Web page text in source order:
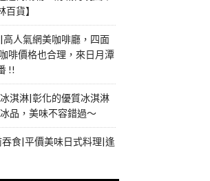
貨】
人氣網美咖啡廳，四面
啡價格也合理，來日月潭
!!
淇淋|彰化的優質冰淇淋
品，美味不容錯過～
食|平價美味日式料理|逢